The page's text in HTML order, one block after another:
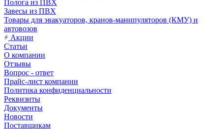
Полога из ПВХ
Завесы из ПВХ
Товары для эвакуаторов, кранов-манипуляторов (КМУ) и
автовозов
Акции
Статьи
О компании
Отзывы
Вопрос - ответ
Прайс-лист компании
Политика конфиденциальности
Реквизиты
Документы
Новости
Поставщикам